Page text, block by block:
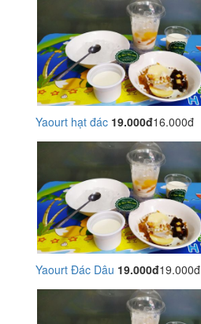
Yaourt hạt đác 19.000đ16.000đ
Yaourt Đác Dâu 19.000đ19.000đ